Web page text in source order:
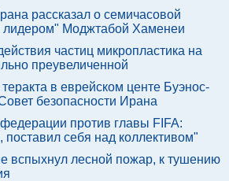
рассказал о семичасовой
лидером" Моджтабой Хаменеи
частиц микропластика на
преувеличенной
в еврейском центе Буэнос-
безопасности Ирана
против главы FIFA:
себя над коллективом"
вспыхнул лесной пожар, к тушению